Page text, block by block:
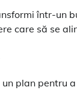
într-un
care să se
plan pentru